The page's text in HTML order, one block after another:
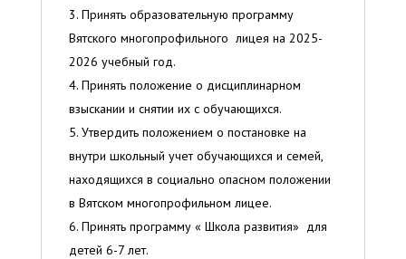
Принять образовательную программу
Вятского многопрофильного лицея на 2025-
2026 учебный год.
Принять положение о дисциплинарном
взыскании и снятии их с обучающихся.
Утвердить положением о постановке на
внутри школьный учет обучающихся и семей,
находящихся в социально опасном положении
в Вятском многопрофильном лицее.
Принять программу « Школа развития» для
детей 6-7 лет.